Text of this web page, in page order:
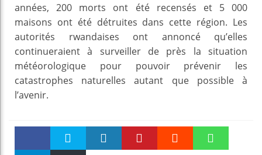
années, 200 morts ont été recensés et 5 000
maisons ont été détruites dans cette région. Les
autorités rwandaises ont annoncé qu’elles
continueraient à surveiller de près la situation
météorologique pour pouvoir prévenir les
catastrophes naturelles autant que possible à
l’avenir.